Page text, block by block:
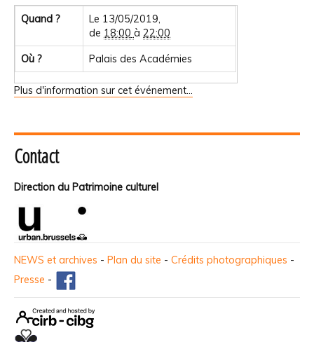
Quand ?
Le 13/05/2019,
de 18:00 à22:00
Où ? Palais des Académies
Plus d'information sur cet événement…
Contact
Direction du Patrimoine culturel
NEWS et archives - Plan du site - Crédits photographiques -
Presse -